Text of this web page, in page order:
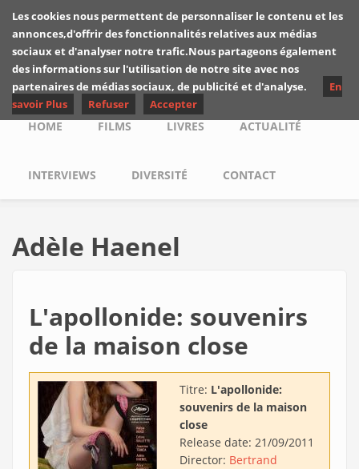
Skip to main content
Les critiques de
Yuyine
Main menu
HOME FILMS LIVRES ACTUALITÉ
INTERVIEWS DIVERSITÉ CONTACT
Adèle Haenel
L'apollonide: souvenirs
de la maison close
Titre: L'apollonide:
souvenirs de la maison
close
Release date: 21/09/2011
Director: Bertrand
Les cookies nous permettent de personnaliser le contenu et les
annonces,d'offrir des fonctionnalités relatives aux médias
sociaux et d'analyser notre trafic.Nous partageons également
des informations sur l'utilisation de notre site avec nos
partenaires de médias sociaux, de publicité et d'analyse.
En
savoir Plus
Refuser Accepter